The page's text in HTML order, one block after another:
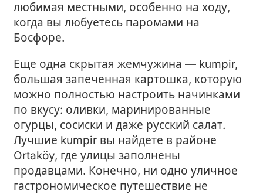
любимая местными, особенно на ходу,
когда вы любуетесь паромами на
Босфоре.
Еще одна скрытая жемчужина — kumpir,
большая запеченная картошка, которую
можно полностью настроить начинками
по вкусу: оливки, маринированные
огурцы, сосиски и даже русский салат.
Лучшие kumpir вы найдете в районе
Ortaköy, где улицы заполнены
продавцами. Конечно, ни одно уличное
гастрономическое путешествие не